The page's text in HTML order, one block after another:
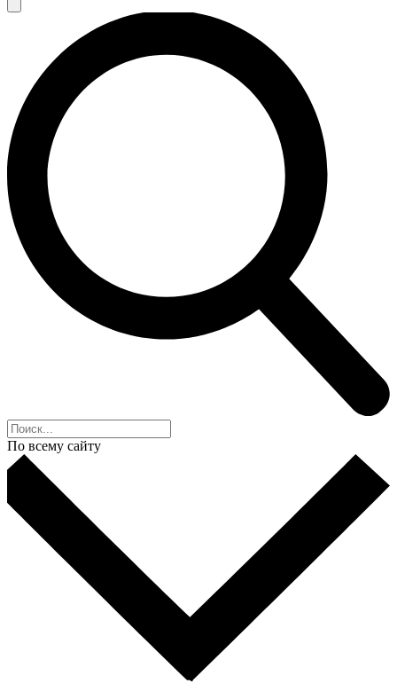
По всему сайту